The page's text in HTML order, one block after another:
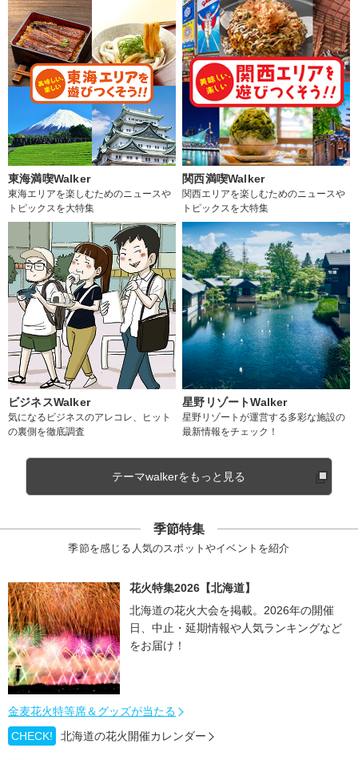
東海満喫Walker
東海エリアを楽しむためのニュースや
トピックスを大特集
関西満喫Walker
関西エリアを楽しむためのニュースや
トピックスを大特集
ビジネスWalker
気になるビジネスのアレコレ、ヒット
の裏側を徹底調査
星野リゾートWalker
星野リゾートが運営する多彩な施設の
最新情報をチェック！
テーマwalkerをもっと見る
季節特集
季節を感じる人気のスポットやイベントを紹介
花火特集2026【北海道】
北海道の花火大会を掲載。2026年の開催
日、中止・延期情報や人気ランキングなど
をお届け！
金麦花火特等席＆グッズが当たる
CHECK!
北海道の花火開催カレンダー